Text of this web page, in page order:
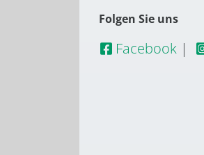
Folgen Sie uns
Facebook |